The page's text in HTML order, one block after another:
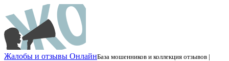
Жалобы и отзывы ОнлайнБаза мошенников и коллекция отзывов |